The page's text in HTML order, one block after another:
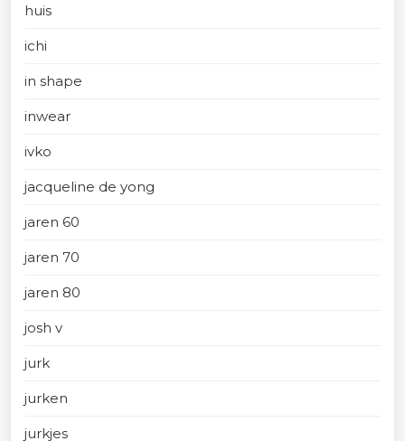
huis
ichi
in shape
inwear
ivko
jacqueline de yong
jaren 60
jaren 70
jaren 80
josh v
jurk
jurken
jurkjes